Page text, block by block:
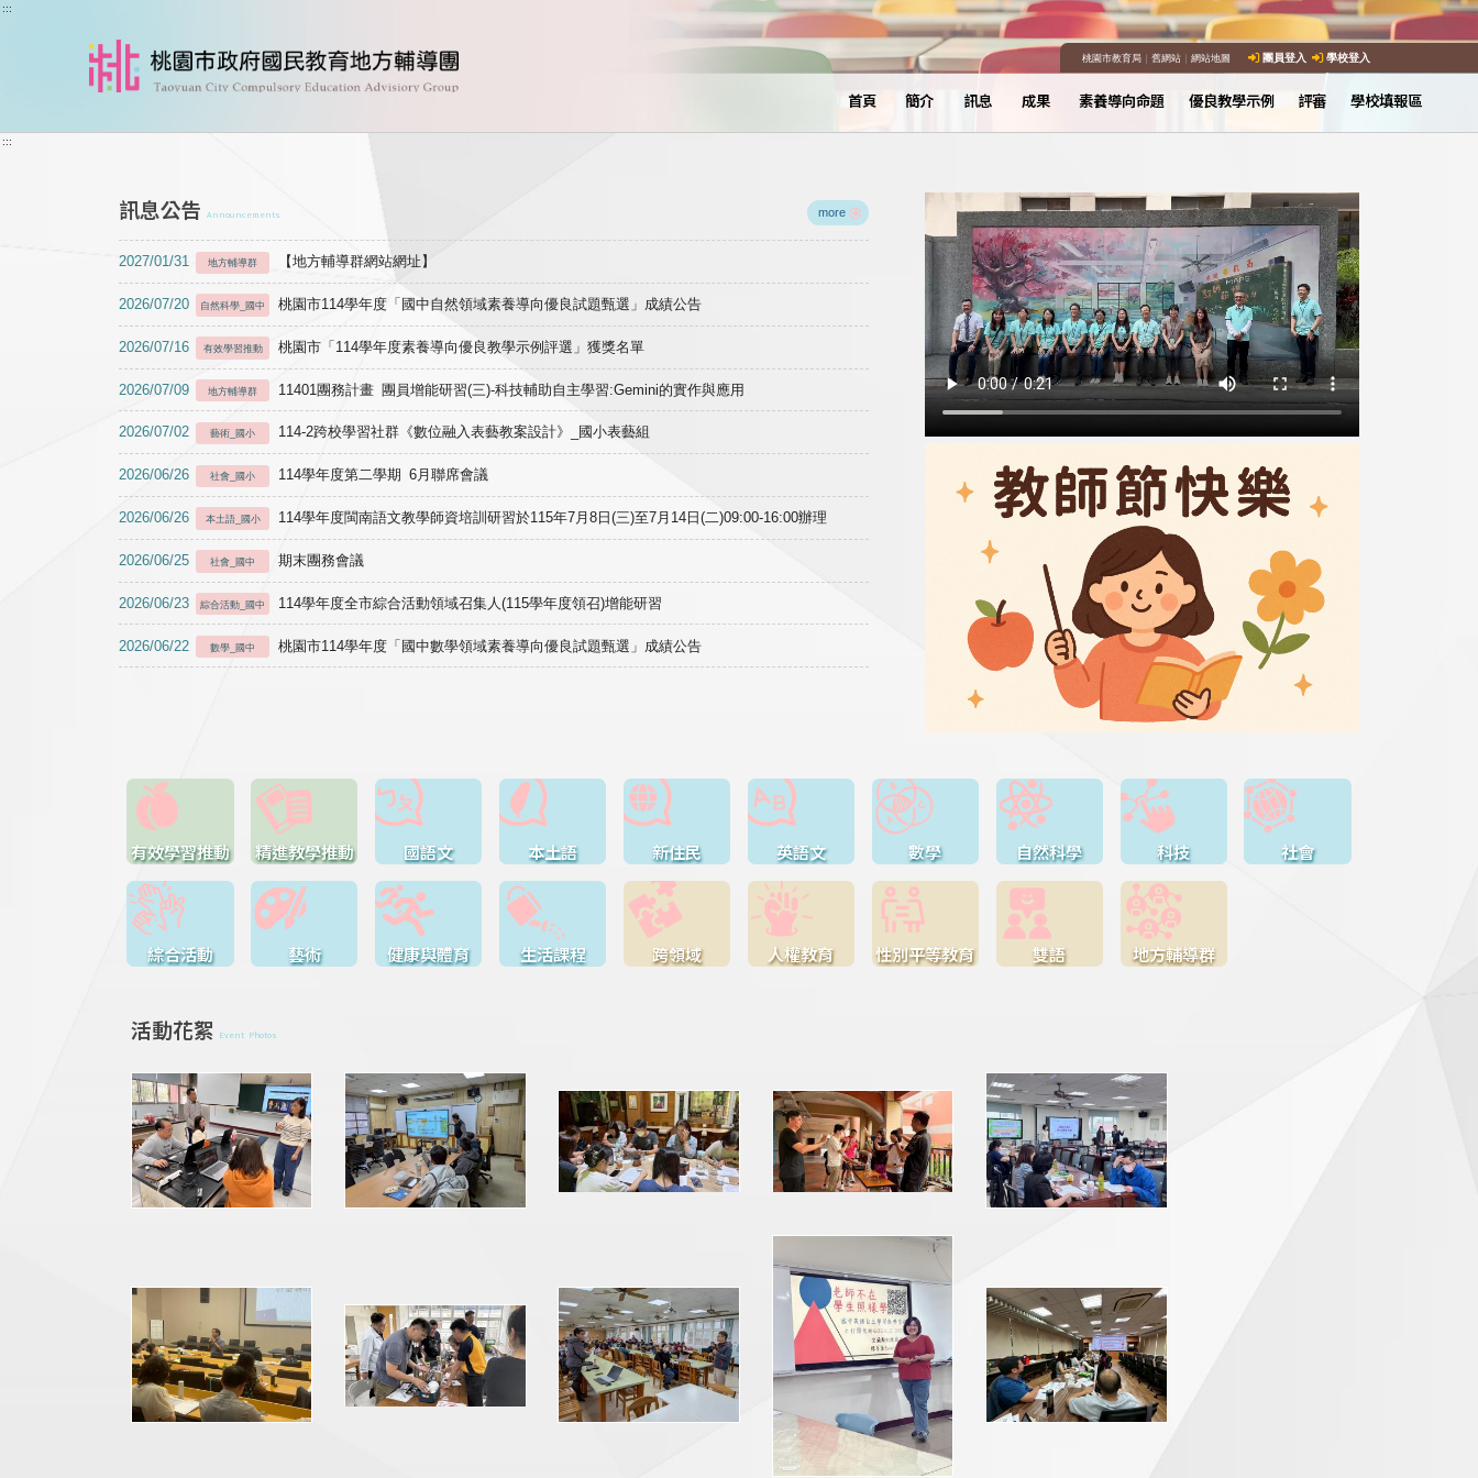
跳到主要內容
:::
桃園市教育局｜ 舊網站｜ 網站地圖 團員登入 學校登入
首頁 簡介 訊息 成果 素養導向命題 優良教學示例 評審 學校填報區
:::
訊息公告 Announcements more
2027/01/31 地方輔導群 【地方輔導群網站網址】
2026/07/20 自然科學_國中 桃園市114學年度「國中自然領域素養導向優良試題甄選」成績公告
2026/07/16 有效學習推動 桃園市「114學年度素養導向優良教學示例評選」獲獎名單
2026/07/09 地方輔導群 11401團務計畫 團員增能研習(三)-科技輔助自主學習:Gemini的實作與應用
2026/07/02 藝術_國小 114-2跨校學習社群《數位融入表藝教案設計》_國小表藝組
2026/06/26 社會_國小 114學年度第二學期 6月聯席會議
2026/06/26 本土語_國小 114學年度閩南語文教學師資培訓研習於115年7月8日(三)至7月14日(二)09:00-16:00辦理
2026/06/25 社會_國中 期末團務會議
2026/06/23 綜合活動_國中 114學年度全市綜合活動領域召集人(115學年度領召)增能研習
2026/06/22 數學_國中 桃園市114學年度「國中數學領域素養導向優良試題甄選」成績公告
有效學習推動 精進教學推動 國語文 本土語 新住民 英語文 數學 自然科學 科技 社會
綜合活動 藝術 健康與體育 生活課程 跨領域 人權教育 性別平等教育 雙語 地方輔導群
活動花絮 Event Photos